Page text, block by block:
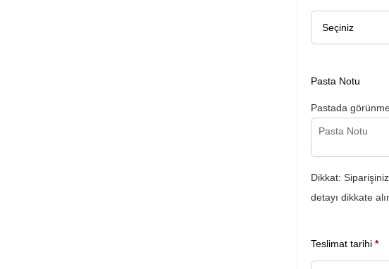
Pasta Notu
Pastada
Dikkat:
detayı dikkate
Teslimat tarihi*